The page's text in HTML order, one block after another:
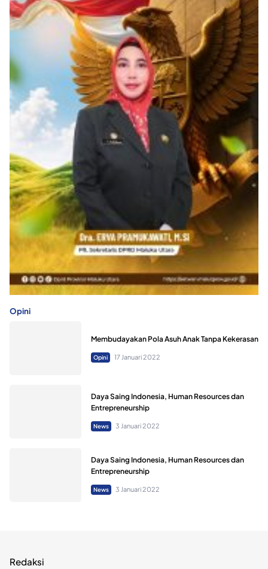
Opini
Membudayakan Pola Asuh Anak Tanpa Kekerasan
Opini 17 Januari 2022
Daya Saing Indonesia, Human Resources dan
Entrepreneurship
News 3 Januari 2022
Daya Saing Indonesia, Human Resources dan
Entrepreneurship
News 3 Januari 2022
Redaksi